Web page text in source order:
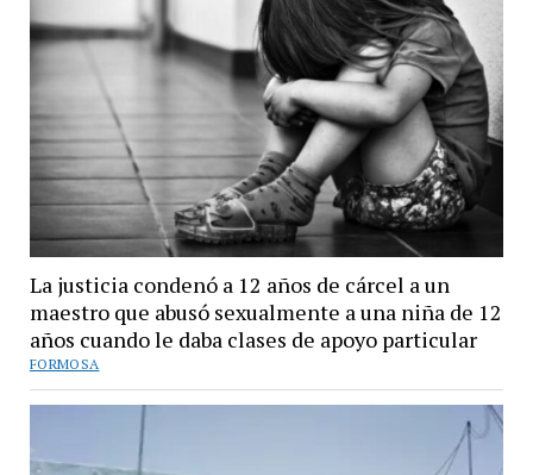
La justicia condenó a 12 años de cárcel a un
maestro que abusó sexualmente a una niña de 12
años cuando le daba clases de apoyo particular
FORMOSA